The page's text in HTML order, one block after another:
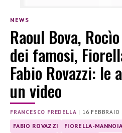
NEWS
Raoul Bova,
dei famosi,
Fabio Rovazzi:
un video
FRANCESCO FREDELLA | 16 FEBBRAIO
FABIO ROVAZZI FIORELLA-MANNOIA